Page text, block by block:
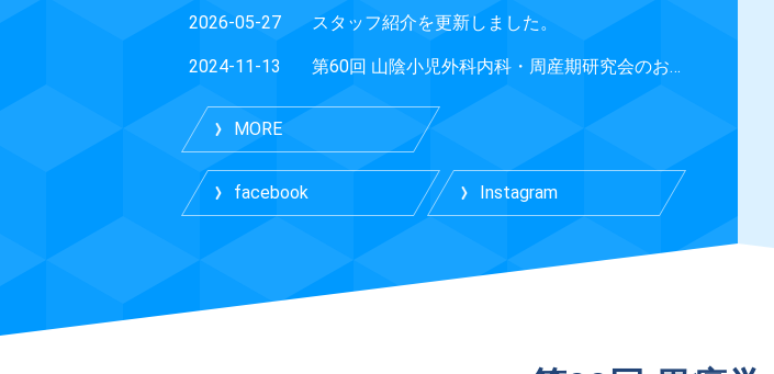
2026-05-27 スタッフ紹介を更新しました。
2024-11-13 第60回 山陰小児外科内科・周産期研究会のお知らせ
MORE
facebook Instagram